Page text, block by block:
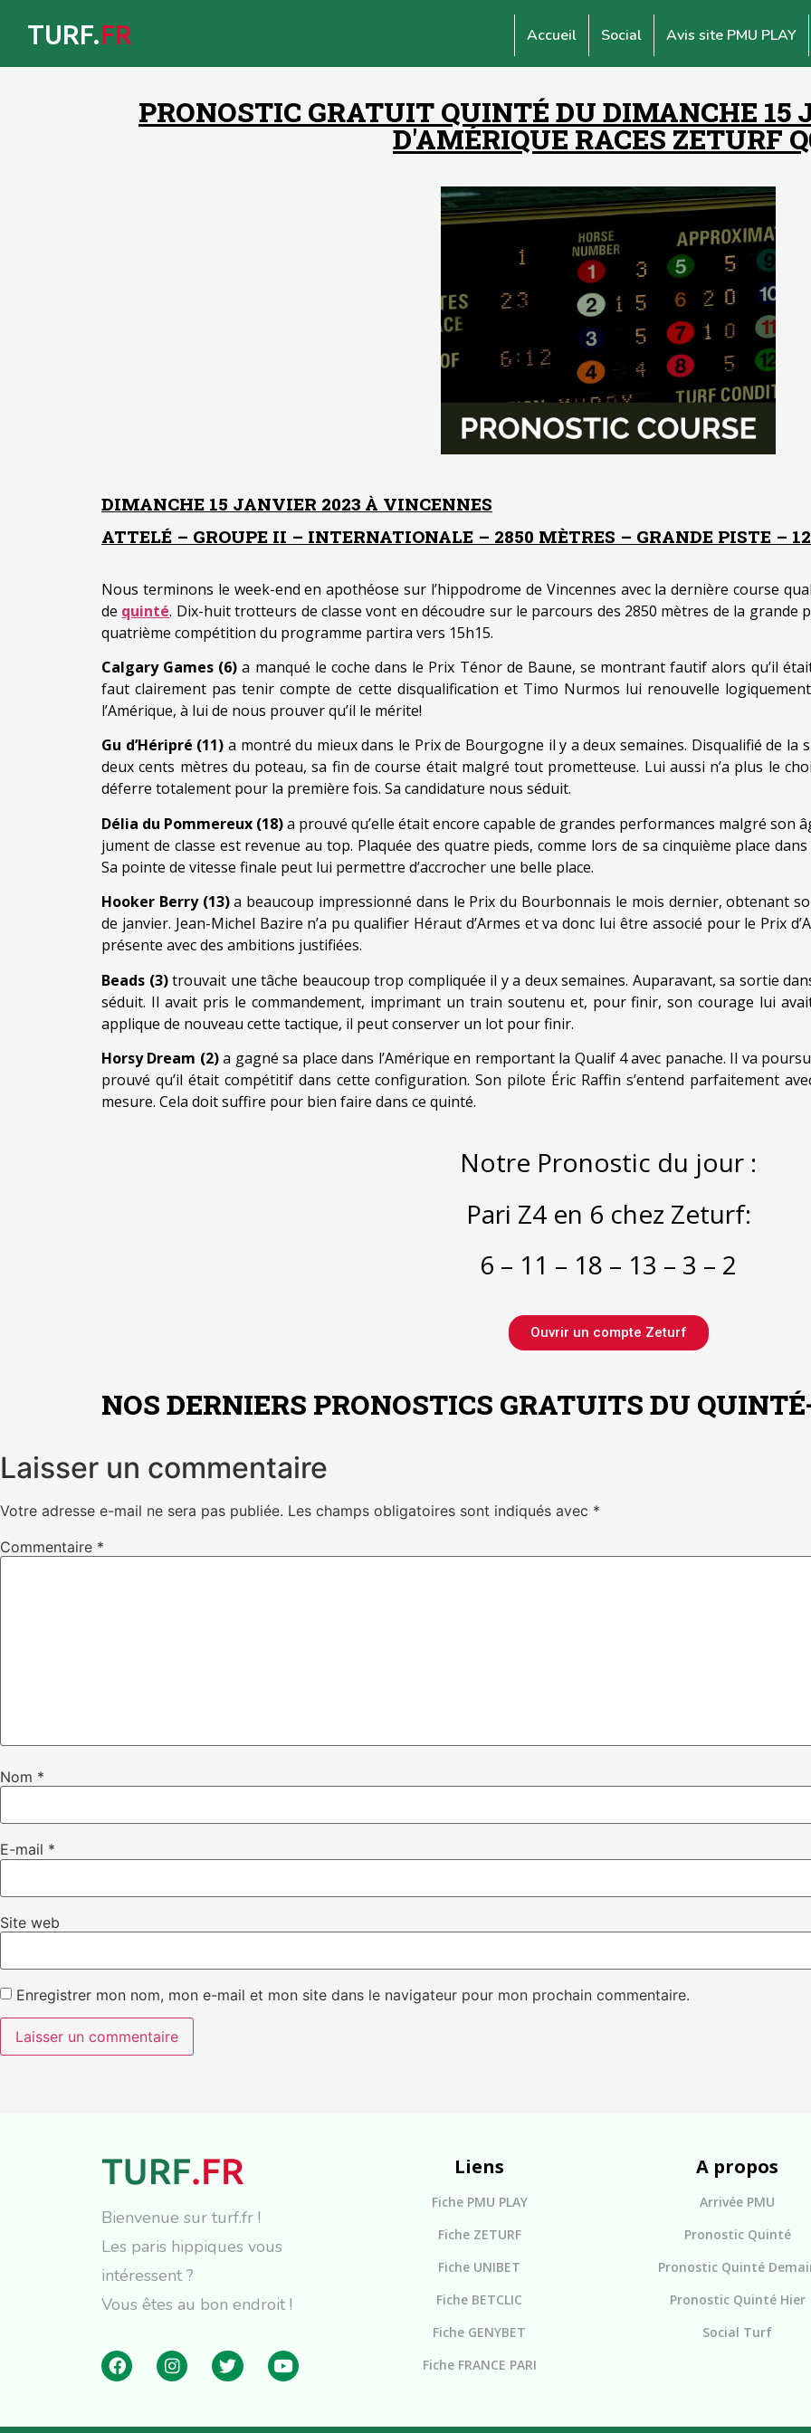
TURF.FR Accueil Social Avis site PMU PLAY
PRONOSTIC GRATUIT QUINTÉ DU DIMANCHE 15
D'AMÉRIQUE RACES ZETURF
DIMANCHE 15 JANVIER 2023 À VINCENNES
ATTELÉ – GROUPE II – INTERNATIONALE – 2850 MÈTRES – GRANDE PISTE –
Nous terminons le week-end en apothéose sur l’hippodrome de Vincennes avec la dernière course
de quinté. Dix-huit trotteurs de classe vont en découdre sur le parcours des 2850 mètres de la grande
quatrième compétition du programme partira vers 15h15.
Calgary Games (6)a manqué le coche dans le Prix Ténor de Baune, se montrant fautif alors qu’il
faut clairement pas tenir compte de cette disqualification et Timo Nurmos lui renouvelle
l’Amérique, à lui de nous prouver qu’il le mérite!
Gu d’Héripré (11) a montré du mieux dans le Prix de Bourgogne il y a deux semaines. Disqualifié de
deux cents mètres du poteau, sa fin de course était malgré tout prometteuse. Lui aussi n’a plus le
déferre totalement pour la première fois. Sa candidature nous séduit.
Délia du Pommereux (18)a prouvé qu’elle était encore capable de grandes performances malgré son
jument de classe est revenue au top. Plaquée des quatre pieds, comme lors de sa cinquième place
Sa pointe de vitesse finale peut lui permettre d’accrocher une belle place.
Hooker Berry (13)a beaucoup impressionné dans le Prix du Bourbonnais le mois dernier, obtenant
de janvier. Jean-Michel Bazire n’a pu qualifier Héraut d’Armes et va donc lui être associé pour le Prix
présente avec des ambitions justifiées.
Beads (3)trouvait une tâche beaucoup trop compliquée il y a deux semaines. Auparavant, sa sortie
séduit. Il avait pris le commandement, imprimant un train soutenu et, pour finir, son courage lui
applique de nouveau cette tactique, il peut conserver un lot pour finir.
Horsy Dream (2)a gagné sa place dans l’Amérique en remportant la Qualif 4 avec panache. Il va
prouvé qu’il était compétitif dans cette configuration. Son pilote Éric Raffin s’entend parfaitement
mesure. Cela doit suffire pour bien faire dans ce quinté.
Notre Pronostic du jour :
Pari Z4 en 6 chez Zeturf:
6 – 11 – 18 – 13 – 3 – 2
Ouvrir un compte Zeturf
NOS DERNIERS PRONOSTICS GRATUITS DU
Laisser un commentaire
Votre adresse e-mail ne sera pas publiée. Les champs obligatoires sont indiqués avec *
Commentaire *
Nom *
E-mail *
Site web
Enregistrer mon nom, mon e-mail et mon site dans le navigateur pour mon prochain commentaire.
Bienvenue sur turf.fr !
Les paris hippiques vous
intéressent ?
Vous êtes au bon endroit !
Liens
Fiche PMU PLAY
Fiche ZETURF
Fiche UNIBET
Fiche BETCLIC
Fiche GENYBET
Fiche FRANCE PARI
A propos
Arrivée PMU
Pronostic Quinté
Pronostic Quinté
Pronostic Quinté Hier
Social Turf